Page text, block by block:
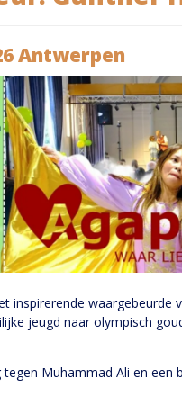
Antwerpen
inspirerende waargebeurde
jeugd naar olympisch
Muhammad Ali en